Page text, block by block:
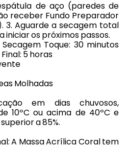
de aço (paredes de
receber Fundo Preparador
3. Aguarde a secagem total
iniciar os próximos passos.
Toque: 30 minutos
5 horas
Molhadas
em dias chuvosos,
10ºC ou acima de 40ºC e
a 85%.
A Massa Acrílica Coral tem